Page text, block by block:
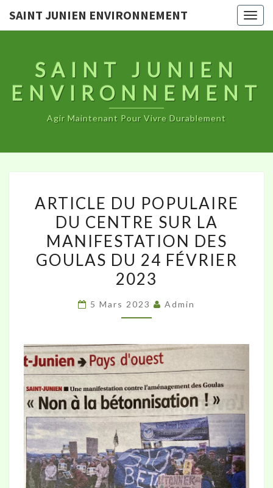
SAINT JUNIEN ENVIRONNEMENT
SAINT JUNIEN
ENVIRONNEMENT
Agir Maintenant Pour Vivre Durablement
DU
POPULAIRE
DU
CENTRE
SUR
LA
MANIFESTATION
DES
DU
24
FÉVRIER
2023
ARTICLE DU POPULAIRE
DU CENTRE SUR LA
MANIFESTATION DES
GOULAS DU 24 FÉVRIER
2023
5 Mars 2023 Admin